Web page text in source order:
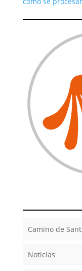
Camino de
Noticias